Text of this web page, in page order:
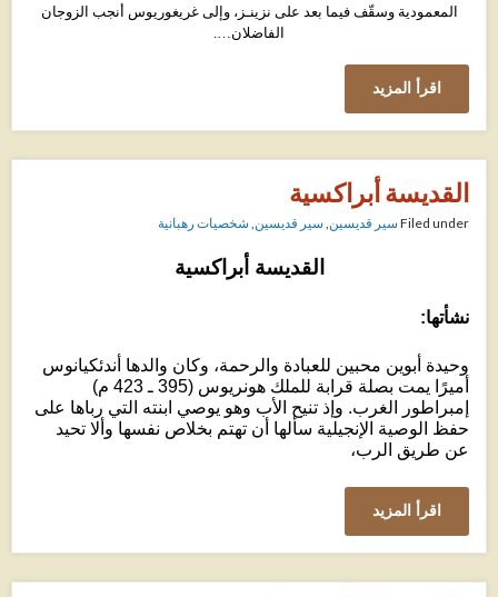
المعمودية وسقّف فيما بعد على نزينـز، وإلى غريغوريوس أنجب الزوجان
الفاضلان….
اقرأ المزيد
القديسة أبراكسية
Filed underسير قديسين,سير قديسين,شخصيات رهبانية
القديسة أبراكسية
نشأتها:
وحيدة أبوين محبين للعبادة والرحمة، وكان والدها أندئكيانوس
أميرًا يمت بصلة قرابة للملك هونريوس (395 ـ 423 م)
إمبراطور الغرب. وإذ تنيح الأب وهو يوصي ابنته التي رباها على
حفظ الوصية الإنجيلية سألها أن تهتم بخلاص نفسها وألا تحيد
عن طريق الرب،
اقرأ المزيد